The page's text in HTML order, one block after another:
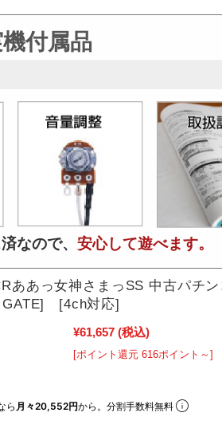
付属品
なので、 安心して遊べます。
ああっ女神さまっSS 中古パチ
GATE] [4ch対応]
¥61,657 (税込)
[ポイント還元 616ポイント～]
ら 月々20,552円から。分割手数料無料